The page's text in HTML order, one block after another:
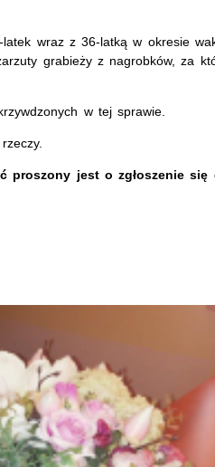
wraz z 36-latką w okresie
grabieży z nagrobków, za
w tej sprawie.
proszony jest o zgłoszenie